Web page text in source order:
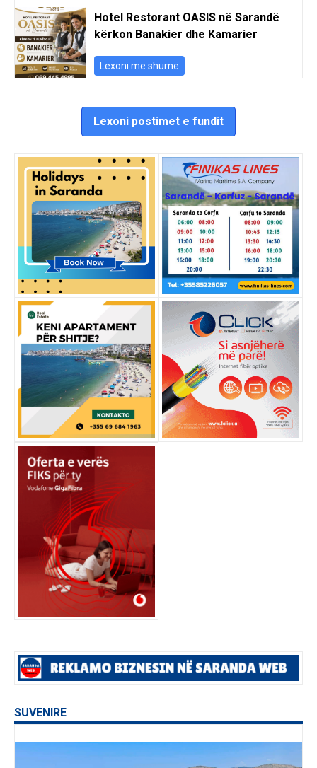
Hotel Restorant OASIS në Sarandë
kërkon Banakier dhe Kamarier
Lexoni më shumë
Lexoni postimet e fundit
SUVENIRE